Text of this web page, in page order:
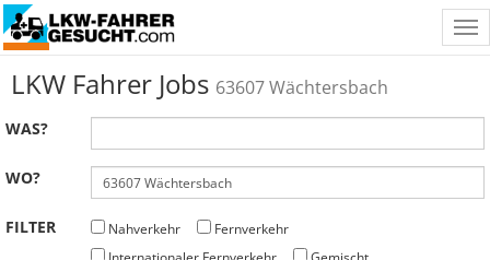
LKW Fahrer Jobs 63607 Wächtersbach
WAS?
WO?
FILTER Nahverkehr
Fernverkehr